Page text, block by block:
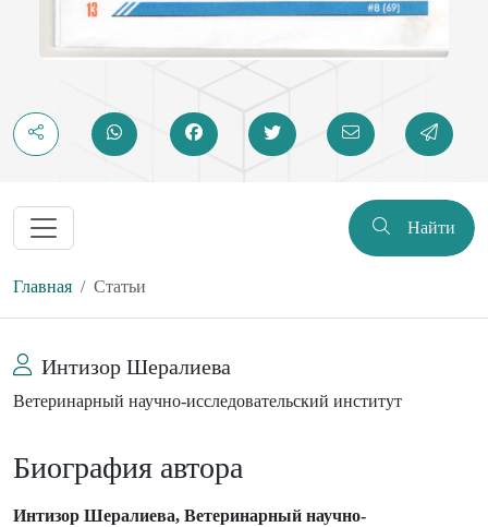
Найти
Главная Статьи
Интизор Шералиева
Ветеринарный научно-исследовательский институт
Биография автора
Интизор Шералиева, Ветеринарный научно-